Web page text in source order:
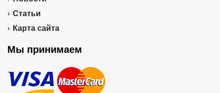
Статьи
Карта сайта
Мы принимаем